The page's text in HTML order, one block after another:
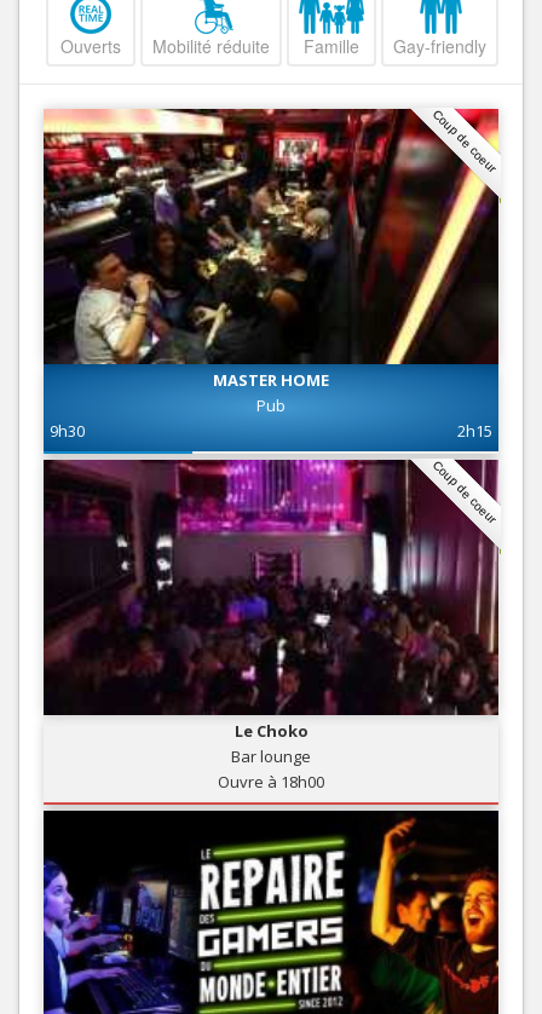
Ouverts Mobilité réduite Famille Gay-friendly
Coup de coeur
MASTER HOME
Pub
9h30
2h15
Coup de coeur
Le Choko
Bar lounge
Ouvre à 18h00